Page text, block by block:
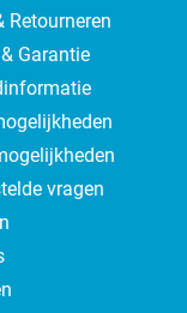
Retourneren
Garantie
vragen